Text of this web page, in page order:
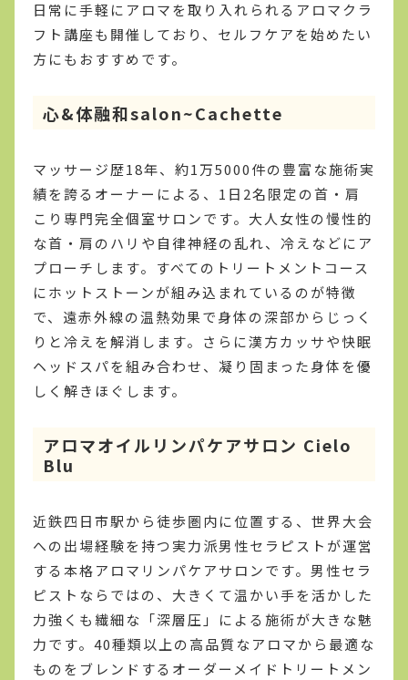
日常に手軽にアロマを取り入れられるアロマクラ
フト講座も開催しており、セルフケアを始めたい
方にもおすすめです。
心&体融和salon~Cachette
マッサージ歴18年、約1万5000件の豊富な施術実
績を誇るオーナーによる、1日2名限定の首・肩
こり専門完全個室サロンです。大人女性の慢性的
な首・肩のハリや自律神経の乱れ、冷えなどにア
プローチします。すべてのトリートメントコース
にホットストーンが組み込まれているのが特徴
で、遠赤外線の温熱効果で身体の深部からじっく
りと冷えを解消します。さらに漢方カッサや快眠
ヘッドスパを組み合わせ、凝り固まった身体を優
しく解きほぐします。
アロマオイルリンパケアサロン Cielo
Blu
近鉄四日市駅から徒歩圏内に位置する、世界大会
への出場経験を持つ実力派男性セラピストが運営
する本格アロマリンパケアサロンです。男性セラ
ピストならではの、大きくて温かい手を活かした
力強くも繊細な「深層圧」による施術が大きな魅
力です。40種類以上の高品質なアロマから最適な
ものをブレンドするオーダーメイドトリートメン